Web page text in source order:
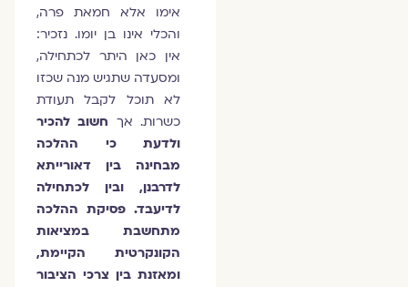
אימו אלא חמאת פרה,
והכלי אינו בן יומו. נזכיר:
אין כאן היתר לכתחילה,
ומסעדה שתגיש מנה שכזו
לא תוכל לקבל תעודת
כשרות. אךחשוב להכיר
ולדעת כי ההלכה
מבחינה בין דאורייתא
לדרבנן, ובין לכתחילה
לדיעבד. פסיקת ההלכה
מתחשבת במציאות
הקונקרטית הקיימת,
ומאזנת בין צרכי הציבור